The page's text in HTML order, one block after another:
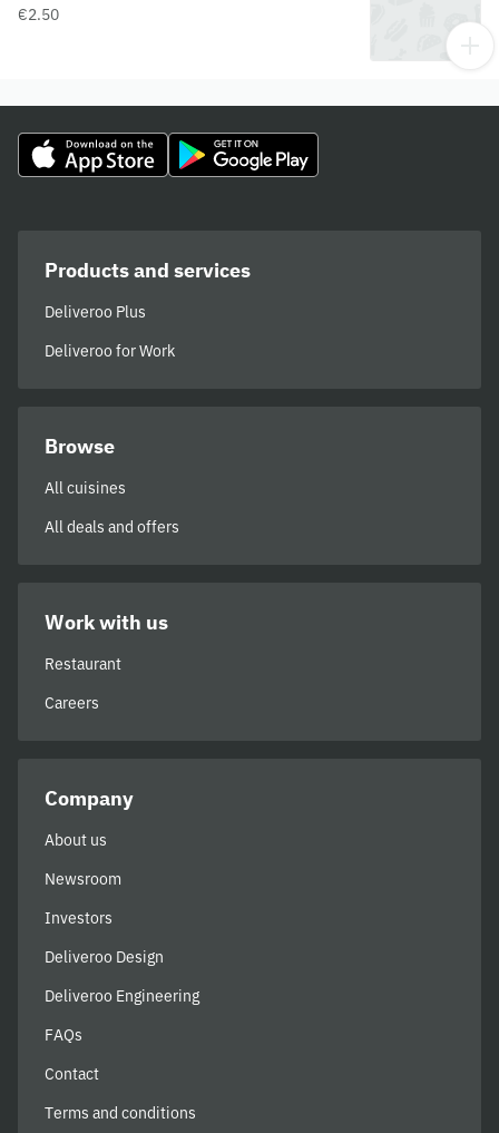
€2.50
Products and services
Deliveroo Plus
Deliveroo for Work
Browse
All cuisines
All deals and offers
Work with us
Restaurant
Careers
Company
About us
Newsroom
Investors
Deliveroo Design
Deliveroo Engineering
FAQs
Contact
Terms and conditions